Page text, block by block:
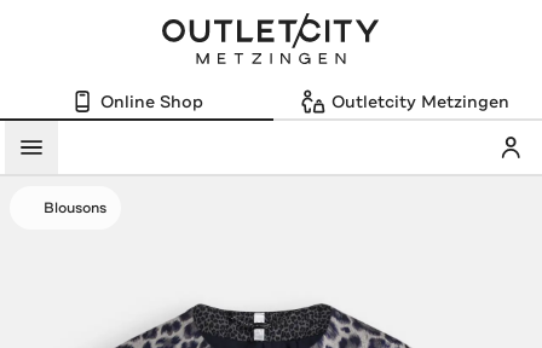
Online Shop Outletcity Metzingen
Menü
Blousons